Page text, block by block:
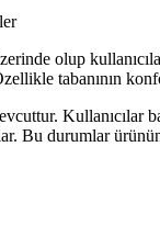
olup
tabanının
Kullanıcılar
Bu durumlar